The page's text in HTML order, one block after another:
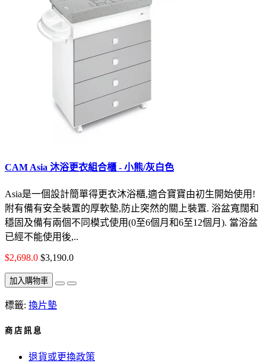
CAM Asia 沐浴更衣組合櫃 - 小熊/灰白色
Asia是一個設計簡單得更衣沐浴櫃,適合寶寶由初生開始使用!
附有備有安全裝置的厚軟墊,防止突然的關上裝置. 浴盆寬闊和
穩固及備有兩個不同模式使用(0至6個月和6至12個月). 當浴盆
已經不能使用後,..
$2,698.0 $3,190.0
加入購物車
標籤: 換片墊
商 店 訊 息
退貨或更換政策